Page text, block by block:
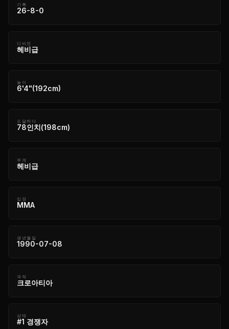
기록
26-8-0
디비전
헤비급
높이
6'4"(192cm)
도달하다
78인치(198cm)
무게
헤비급
입장
MMA
생년월일
1990-07-08
국적
크로아티아
상태
#1 경쟁자